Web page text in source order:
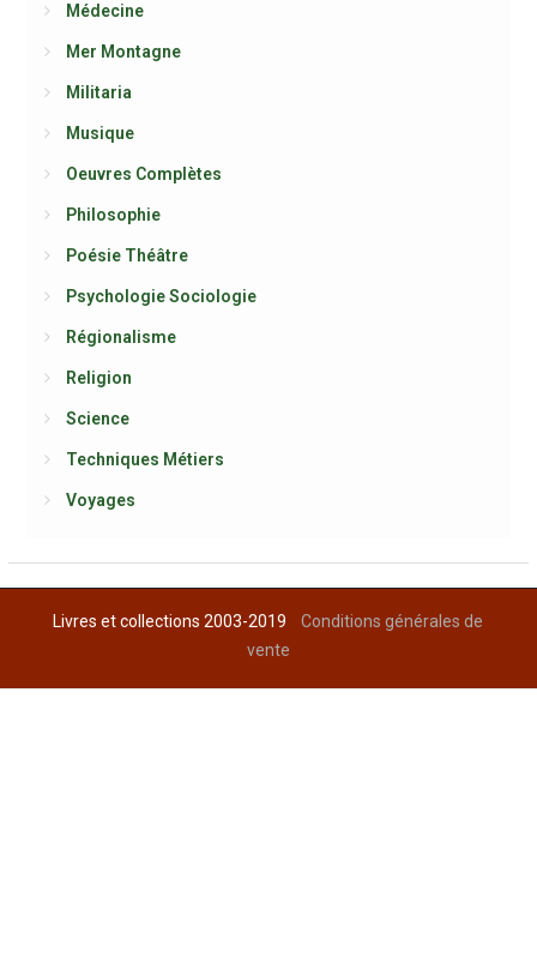
Médecine
Mer Montagne
Militaria
Musique
Oeuvres Complètes
Philosophie
Poésie Théâtre
Psychologie Sociologie
Régionalisme
Religion
Science
Techniques Métiers
Voyages
Livres et collections 2003-2019Conditions générales de
vente